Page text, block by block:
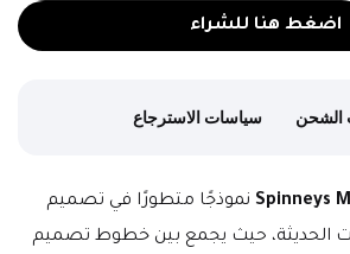
اضغط هنا للشراء
الشحن سياسات الاسترجاع
Spinneys